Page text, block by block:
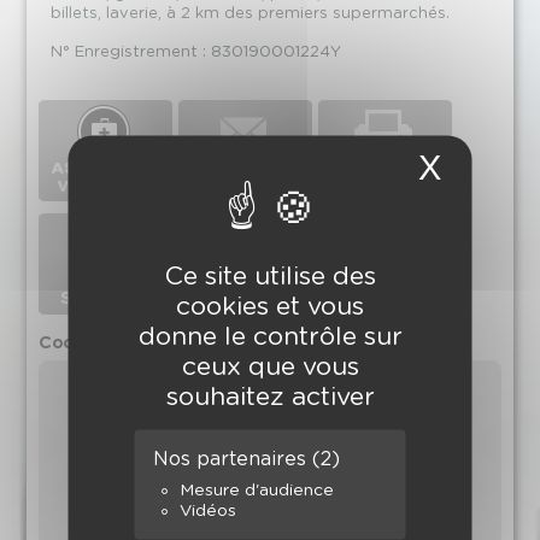
Ce site utilise des
cookies et vous
donne le contrôle sur
ceux que vous
souhaitez activer
Nos partenaires (2)
Mesure d'audience
Vidéos
X
billets, laverie, à 2 km des premiers supermarchés.
N° Enregistrement : 830190001224Y
Coordonnées de l'agence